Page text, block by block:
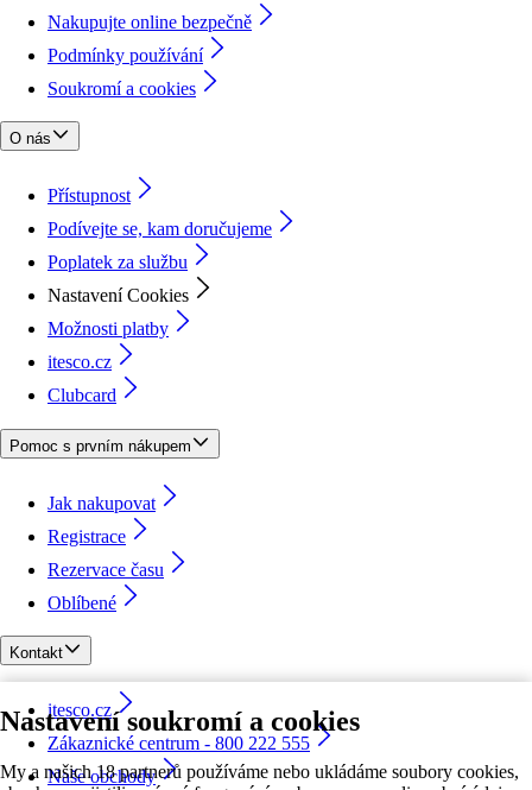
Nastavení soukromí a cookies
My a našich 18 partnerů používáme nebo ukládáme soubory cookies,
Nakupujte online bezpečně
Podmínky používání
Soukromí a cookies
O nás
Přístupnost
Podívejte se, kam doručujeme
Poplatek za službu
Nastavení Cookies
Možnosti platby
itesco.cz
Clubcard
Pomoc s prvním nákupem
Jak nakupovat
Registrace
Rezervace času
Oblíbené
Kontakt
itesco.cz
Zákaznické centrum - 800 222 555
Naše obchody